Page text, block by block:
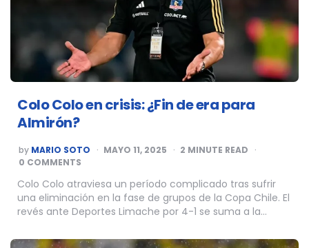
Colo Colo en crisis: ¿Fin de era para
Almirón?
POSTED
BY
by MARIO SOTO MAYO 11, 2025 2 MINUTE READ
0 COMMENTS
Colo Colo atraviesa un período complicado tras sufrir
una eliminación en la fase de grupos de la Copa Chile. El
revés ante Deportes Limache por 4-1 se suma a la…